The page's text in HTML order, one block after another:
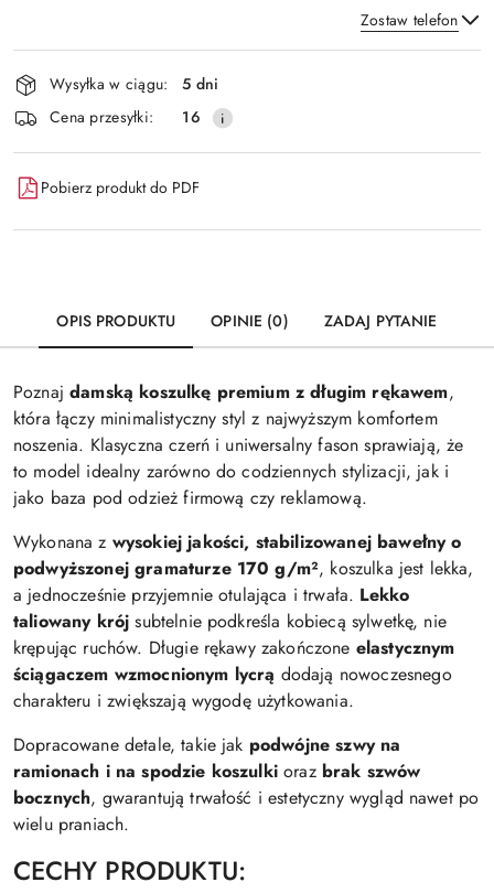
Zostaw telefon
Wyślij
Dostępność
i
dostawa
Wysyłka w ciągu:
5 dni
Cena przesyłki:
16
Pobierz produkt do PDF
OPIS PRODUKTU OPINIE (0) ZADAJ PYTANIE
Poznajdamską koszulkę premium z długim rękawem,
która łączy minimalistyczny styl z najwyższym komfortem
noszenia. Klasyczna czerń i uniwersalny fason sprawiają, że
to model idealny zarówno do codziennych stylizacji, jak i
jako baza pod odzież firmową czy reklamową.
Wykonana z wysokiej jakości, stabilizowanej bawełny o
podwyższonej gramaturze 170 g/m², koszulka jest lekka,
a jednocześnie przyjemnie otulająca i trwała. Lekko
taliowany krój subtelnie podkreśla kobiecą sylwetkę, nie
krępując ruchów. Długie rękawy zakończone elastycznym
ściągaczem wzmocnionym lycrą dodają nowoczesnego
charakteru i zwiększają wygodę użytkowania.
Dopracowane detale, takie jak podwójne szwy na
ramionach i na spodzie koszulkioraz brak szwów
bocznych, gwarantują trwałość i estetyczny wygląd nawet po
wielu praniach.
CECHY PRODUKTU: